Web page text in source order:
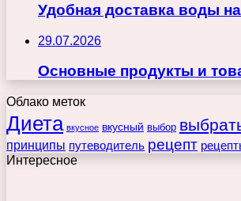
Удобная доставка воды
29.07.2026
Основные продукты и
Облако меток
Диета вкусное вкусный выбор
принципы путеводитель рецепт
Интересное